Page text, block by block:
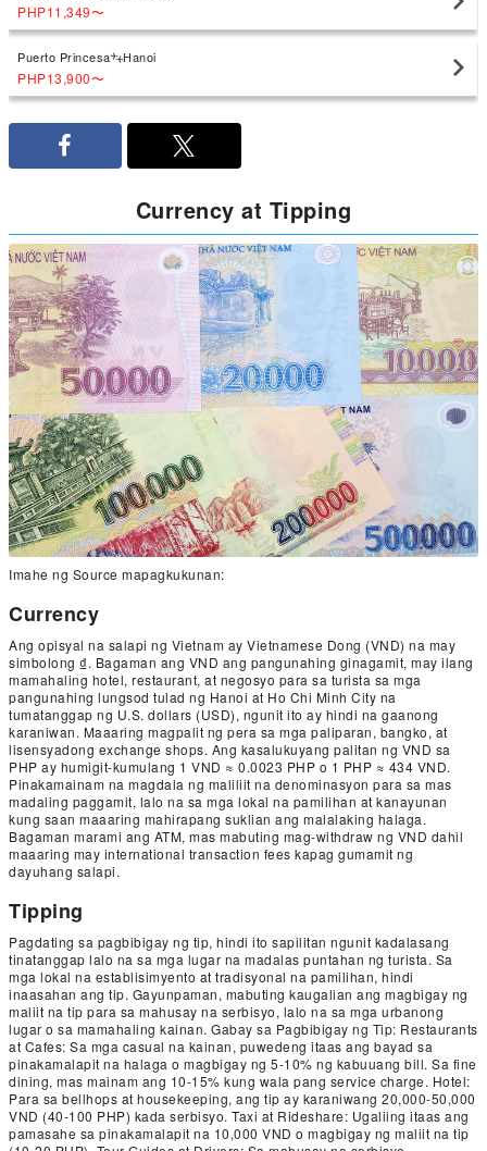
PHP11,349〜
Puerto Princesa Hanoi
PHP13,900〜
Currency at Tipping
Imahe ng Source mapagkukunan:
Currency
Ang opisyal na salapi ng Vietnam ay Vietnamese Dong (VND) na may
simbolong ₫. Bagaman ang VND ang pangunahing ginagamit, may ilang
mamahaling hotel, restaurant, at negosyo para sa turista sa mga
pangunahing lungsod tulad ng Hanoi at Ho Chi Minh City na
tumatanggap ng U.S. dollars (USD), ngunit ito ay hindi na gaanong
karaniwan. Maaaring magpalit ng pera sa mga paliparan, bangko, at
lisensyadong exchange shops. Ang kasalukuyang palitan ng VND sa
PHP ay humigit-kumulang 1 VND ≈ 0.0023 PHP o 1 PHP ≈ 434 VND.
Pinakamainam na magdala ng maliliit na denominasyon para sa mas
madaling paggamit, lalo na sa mga lokal na pamilihan at kanayunan
kung saan maaaring mahirapang suklian ang malalaking halaga.
Bagaman marami ang ATM, mas mabuting mag-withdraw ng VND dahil
maaaring may international transaction fees kapag gumamit ng
dayuhang salapi.
Tipping
Pagdating sa pagbibigay ng tip, hindi ito sapilitan ngunit kadalasang
tinatanggap lalo na sa mga lugar na madalas puntahan ng turista. Sa
mga lokal na establisimyento at tradisyonal na pamilihan, hindi
inaasahan ang tip. Gayunpaman, mabuting kaugalian ang magbigay ng
maliit na tip para sa mahusay na serbisyo, lalo na sa mga urbanong
lugar o sa mamahaling kainan. Gabay sa Pagbibigay ng Tip: Restaurants
at Cafes: Sa mga casual na kainan, puwedeng itaas ang bayad sa
pinakamalapit na halaga o magbigay ng 5-10% ng kabuuang bill. Sa fine
dining, mas mainam ang 10-15% kung wala pang service charge. Hotel:
Para sa bellhops at housekeeping, ang tip ay karaniwang 20,000-50,000
VND (40-100 PHP) kada serbisyo. Taxi at Rideshare: Ugaliing itaas ang
pamasahe sa pinakamalapit na 10,000 VND o magbigay ng maliit na tip